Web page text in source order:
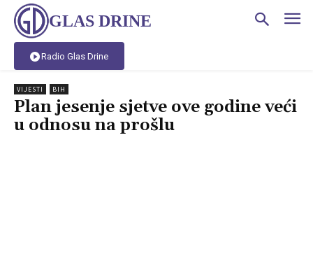
GLAS DRINE
Radio Glas Drine
VIJESTI BIH
Plan jesenje sjetve ove godine veći
u odnosu na prošlu